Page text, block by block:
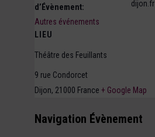
d’Évènement:
Autres événements
LIEU
Théâtre des Feuillants
9 rue Condorcet
Dijon, 21000 France + Google Map
dijon.fr
Navigation Évènement